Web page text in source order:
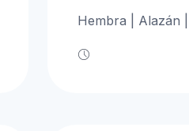
Hembra | Alazán